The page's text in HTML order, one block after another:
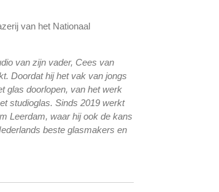
van het Nationaal
van zijn vader, Cees van
Doordat hij het vak van jongs
glas doorlopen, van het werk
studioglas. Sinds 2019 werkt
Leerdam, waar hij ook de kans
beste glasmakers en